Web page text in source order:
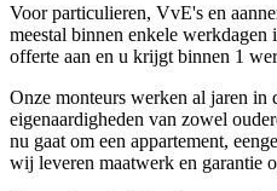
Voor particulieren, VvE's en
meestal binnen enkele
offerte aan en u krijgt binnen 1
Onze monteurs werken al jaren in
eigenaardigheden van zowel
nu gaat om een appartement,
wij leveren maatwerk en garantie